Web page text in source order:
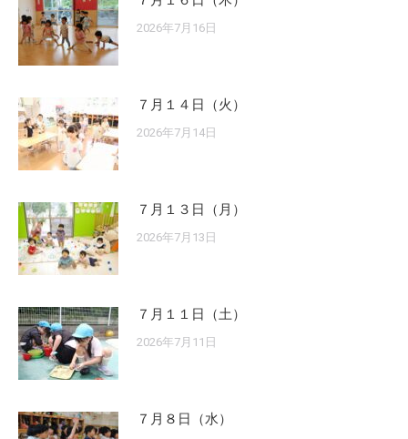
2026年7月16日
７月１４日（火）
2026年7月14日
７月１３日（月）
2026年7月13日
７月１１日（土）
2026年7月11日
７月８日（水）